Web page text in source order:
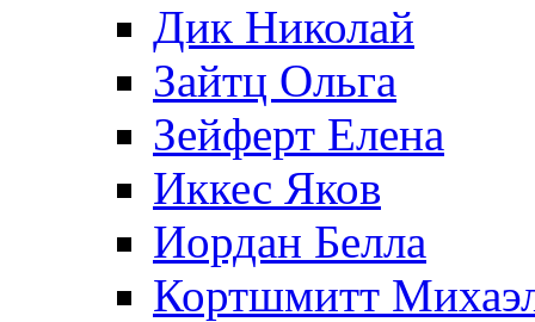
Дик Николай
Зайтц Ольга
Зейферт Елена
Иккес Яков
Иордан Белла
Кортшмитт